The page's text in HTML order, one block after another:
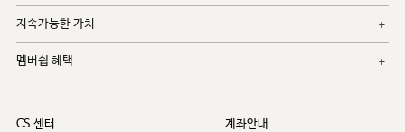
지속가능한 가치
멤버쉽 혜택
CS 센터
계좌안내